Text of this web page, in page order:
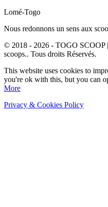
Lomé-Togo
Nous redonnons un sens aux
© 2018 - 2026 - TOGO SCOOP
scoops.. Tous droits Réservés.
This website uses cookies to
you're ok with this, but you can
More
Privacy & Cookies Policy